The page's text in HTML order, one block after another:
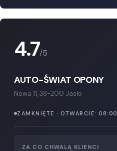
4.7/5
AUTO-ŚWIAT OPONY
Nowa 11, 38-200 Jasło
ZAMKNIĘTE · OTWARCIE: 08:00
ZA CO CHWALĄ KLIENCI